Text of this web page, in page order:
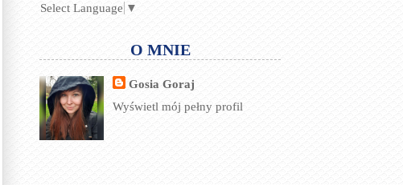
Select Language ▼
O MNIE
Gosia Goraj
Wyświetl mój pełny profil